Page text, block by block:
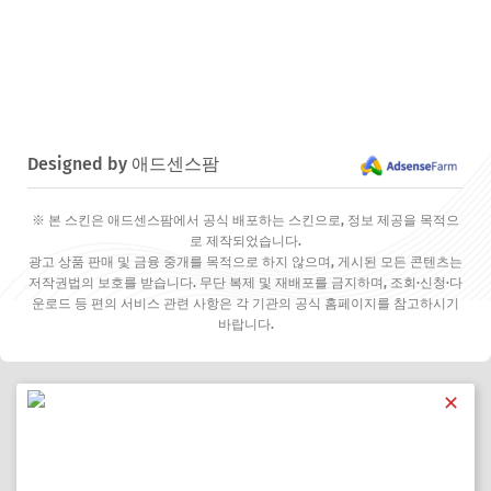
Designed by 애드센스팜
※ 본 스킨은 애드센스팜에서 공식 배포하는 스킨으로, 정보 제공을 목적으
로 제작되었습니다.
광고 상품 판매 및 금융 중개를 목적으로 하지 않으며, 게시된 모든 콘텐츠는
저작권법의 보호를 받습니다. 무단 복제 및 재배포를 금지하며, 조회·신청·다
운로드 등 편의 서비스 관련 사항은 각 기관의 공식 홈페이지를 참고하시기
바랍니다.
✕